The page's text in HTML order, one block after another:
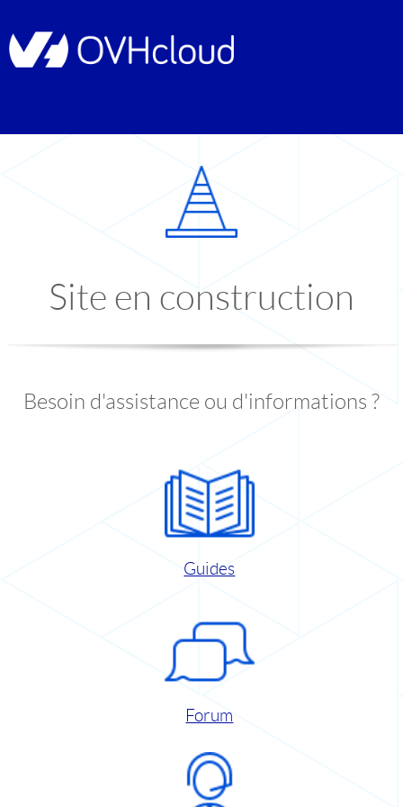
Site en construction
Besoin d'assistance ou d'informations ?
Guides
Forum